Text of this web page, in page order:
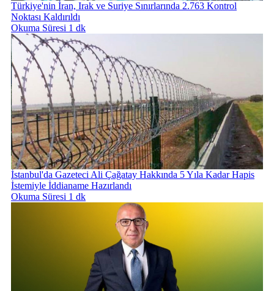
Türkiye'nin İran, Irak ve Suriye Sınırlarında 2.763 Kontrol
Noktası Kaldırıldı
Okuma Süresi 1 dk
İstanbul'da Gazeteci Ali Çağatay Hakkında 5 Yıla Kadar Hapis
İstemiyle İddianame Hazırlandı
Okuma Süresi 1 dk